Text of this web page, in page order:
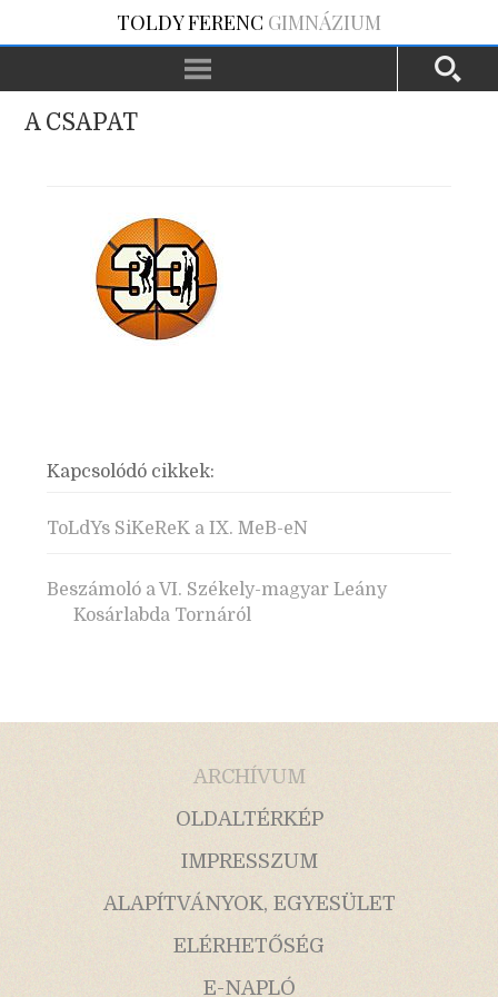
TOLDY FERENC GIMNÁZIUM
A CSAPAT
Kapcsolódó cikkek:
ToLdYs SiKeReK a IX. MeB-eN
Beszámoló a VI. Székely-magyar Leány
Kosárlabda Tornáról
ARCHÍVUM
OLDALTÉRKÉP
IMPRESSZUM
ALAPÍTVÁNYOK, EGYESÜLET
ELÉRHETŐSÉG
E-NAPLÓ